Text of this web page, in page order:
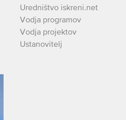
Uredništvo iskreni.net
Vodja programov
Vodja projektov
Ustanovitelj